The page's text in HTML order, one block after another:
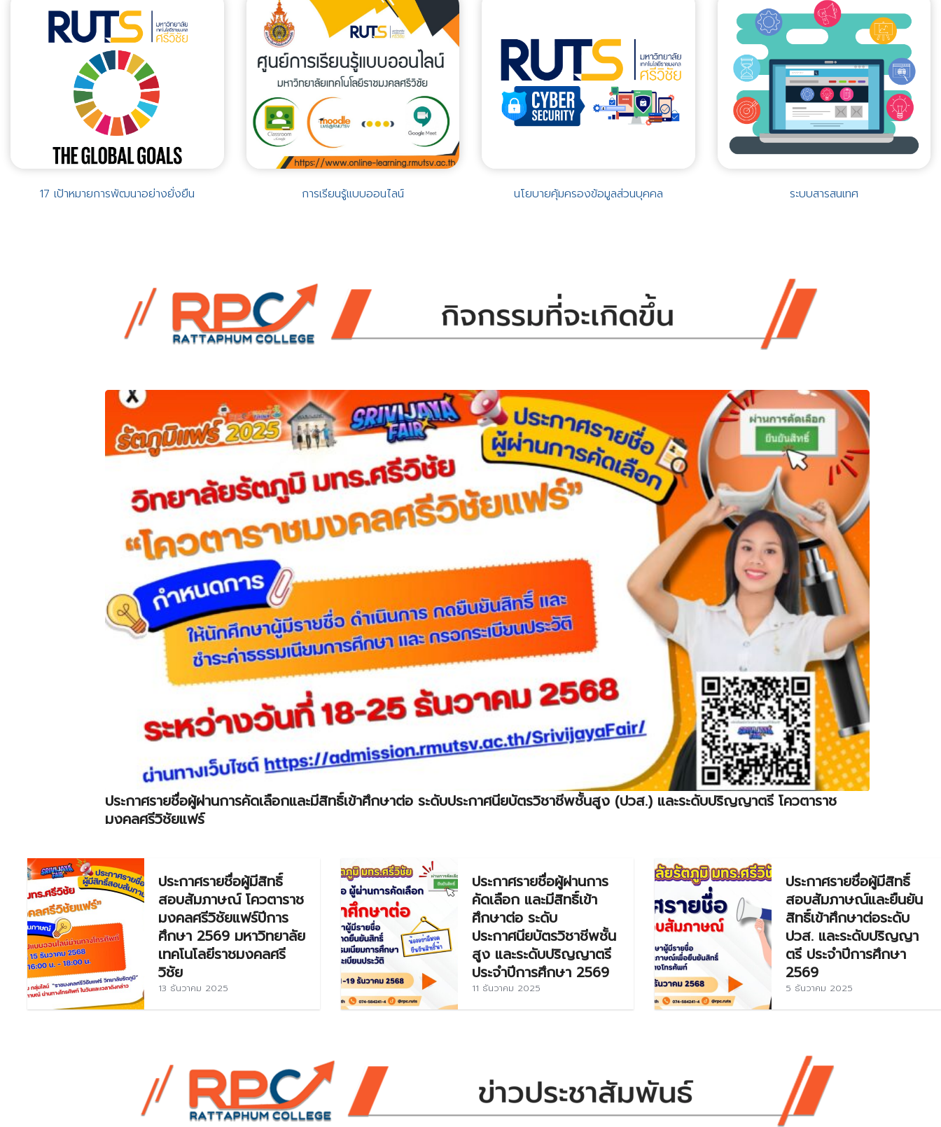
17 เป้าหมายการพัฒนาอย่างยั่งยืน การเรียนรู้แบบออนไลน์ นโยบายคุ้มครองข้อมูลส่วนบุคคล ระบบสารสนเทศ
ประกาศรายชื่อผู้ผ่านการคัดเลือกและมีสิทธิ์เข้าศึกษาต่อ ระดับประกาศนียบัตรวิชาชีพชั้นสูง (ปวส.) และระดับปริญญาตรี โควตาราช
มงคลศรีวิชัยแฟร์
ประกาศรายชื่อผู้มีสิทธิ์
สอบสัมภาษณ์ โควตาราช
มงคลศรีวิชัยแฟร์ปีการ
ศึกษา 2569 มหาวิทยาลัย
เทคโนโลยีราชมงคลศรี
วิชัย
13 ธันวาคม 2025
ประกาศรายชื่อผู้ผ่านการ
คัดเลือก และมีสิทธิ์เข้า
ศึกษาต่อ ระดับ
ประกาศนียบัตรวิชาชีพชั้น
สูง และระดับปริญญาตรี
ประจำปีการศึกษา 2569
11 ธันวาคม 2025
ประกาศรายชื่อผู้มีสิทธิ์
สอบสัมภาษณ์และยืนยัน
สิทธิ์เข้าศึกษาต่อระดับ
ปวส. และระดับปริญญา
ตรี ประจำปีการศึกษา
2569
5 ธันวาคม 2025